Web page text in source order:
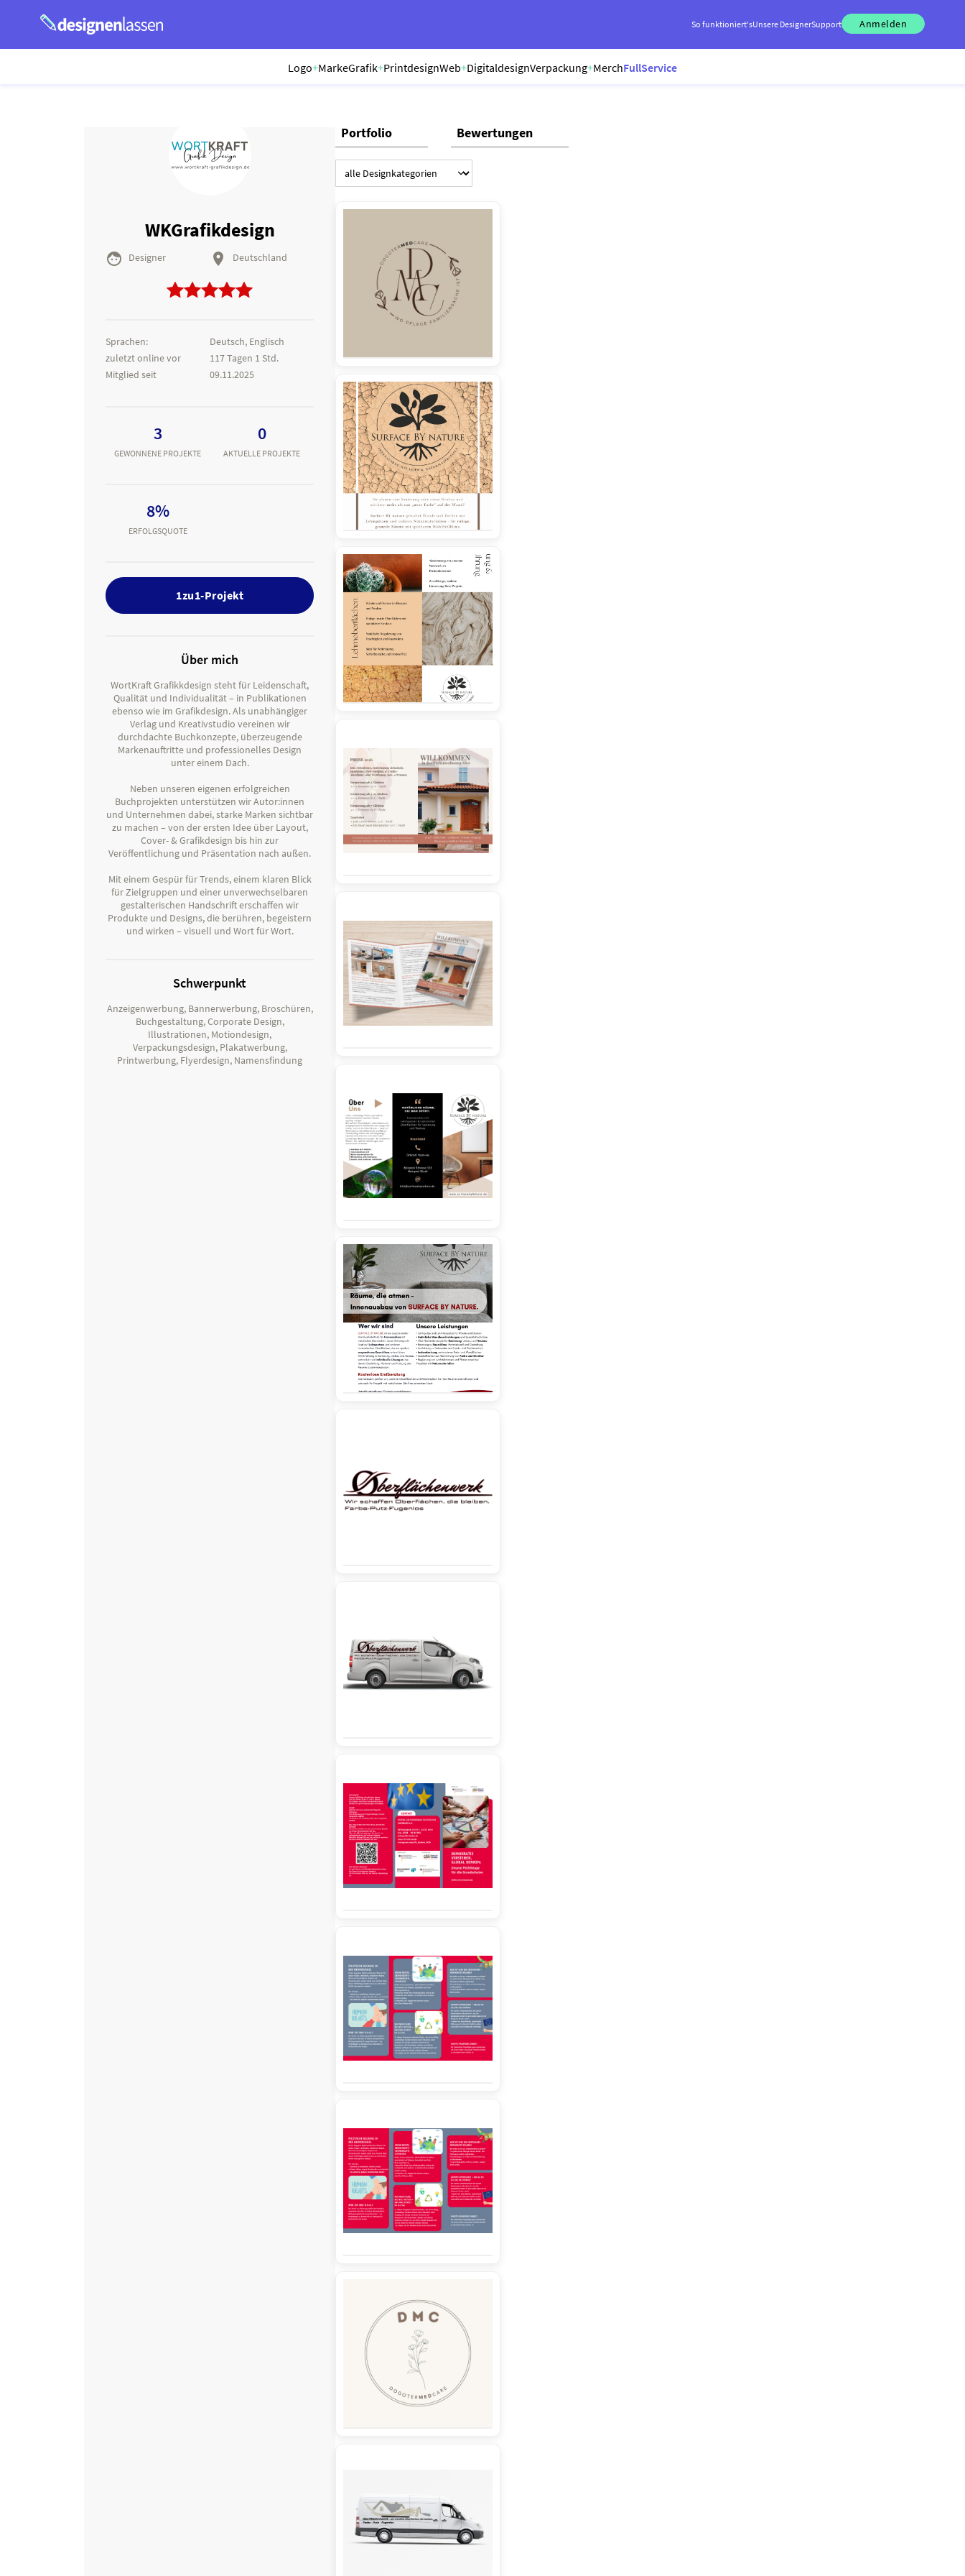
So funktioniert'sUnsere DesignerSupport Anmelden
Logo+MarkeGrafik+PrintdesignWeb+DigitaldesignVerpackung+MerchFullService
WKGrafikdesign
 Designer  Deutschland
Sprachen:
Deutsch, Englisch
zuletzt online vor
117 Tagen 1 Std.
Mitglied seit
09.11.2025
3
GEWONNENE PROJEKTE
0
AKTUELLE PROJEKTE
8%
ERFOLGSQUOTE
1zu1-Projekt
Über mich
WortKraft Grafikkdesign steht für Leidenschaft,
Qualität und Individualität – in Publikationen
ebenso wie im Grafikdesign. Als unabhängiger
Verlag und Kreativstudio vereinen wir
durchdachte Buchkonzepte, überzeugende
Markenauftritte und professionelles Design
unter einem Dach.
Neben unseren eigenen erfolgreichen
Buchprojekten unterstützen wir Autor:innen
und Unternehmen dabei, starke Marken sichtbar
zu machen – von der ersten Idee über Layout,
Cover- & Grafikdesign bis hin zur
Veröffentlichung und Präsentation nach außen.
Mit einem Gespür für Trends, einem klaren Blick
für Zielgruppen und einer unverwechselbaren
gestalterischen Handschrift erschaffen wir
Produkte und Designs, die berühren, begeistern
und wirken – visuell und Wort für Wort.
Schwerpunkt
Anzeigenwerbung, Bannerwerbung, Broschüren,
Buchgestaltung, Corporate Design,
Illustrationen, Motiondesign,
Verpackungsdesign, Plakatwerbung,
Printwerbung, Flyerdesign, Namensfindung
Portfolio Bewertungen